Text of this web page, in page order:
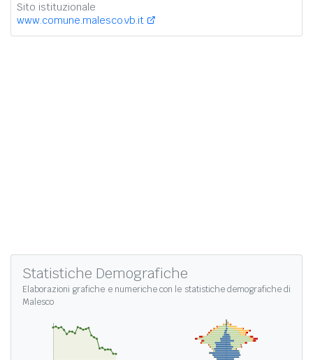
Sito istituzionale
www.comune.malesco.vb.it
Statistiche Demografiche
Elaborazioni grafiche e numeriche con le statistiche demografiche di
Malesco